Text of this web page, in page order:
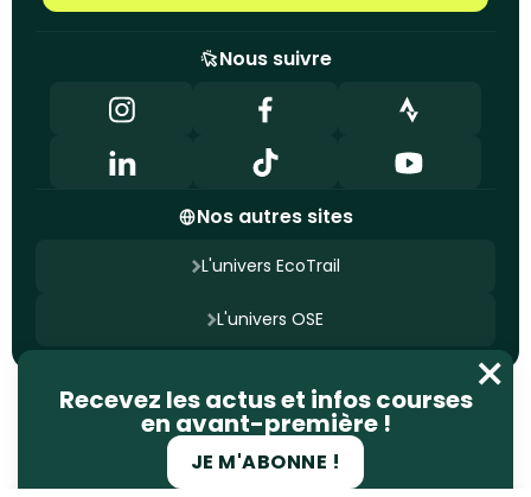
Nous suivre
Nos autres sites
L'univers EcoTrail
L'univers OSE
© 2025 EcoTrail. Tous droits réservés
Mentions légales
Politique de confidentialité
Gestion des cookies
Site conçu parAgeelity
Recevez les actus et infos courses
en avant-première !
JE M'ABONNE !